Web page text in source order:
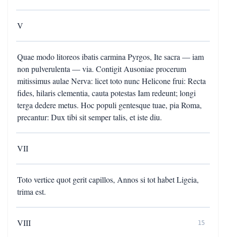
V
Quae modo litoreos ibatis carmina Pyrgos, Ite sacra — iam
non pulverulenta — via. Contigit Ausoniae procerum
mitissimus aulae Nerva: licet toto nunc Helicone frui: Recta
fides, hilaris clementia, cauta potestas Iam redeunt; longi
terga dedere metus. Hoc populi gentesque tuae, pia Roma,
precantur: Dux tibi sit semper talis, et iste diu.
VII
Toto vertice quot gerit capillos, Annos si tot habet Ligeia,
trima est.
VIII 15